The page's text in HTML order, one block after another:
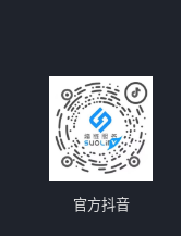
官方抖音